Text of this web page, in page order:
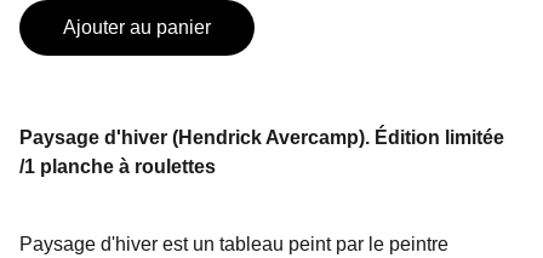
Ajouter au panier
Paysage d'hiver (Hendrick Avercamp). Édition limitée
/1 planche à roulettes
Paysage d'hiver est un tableau peint par le peintre